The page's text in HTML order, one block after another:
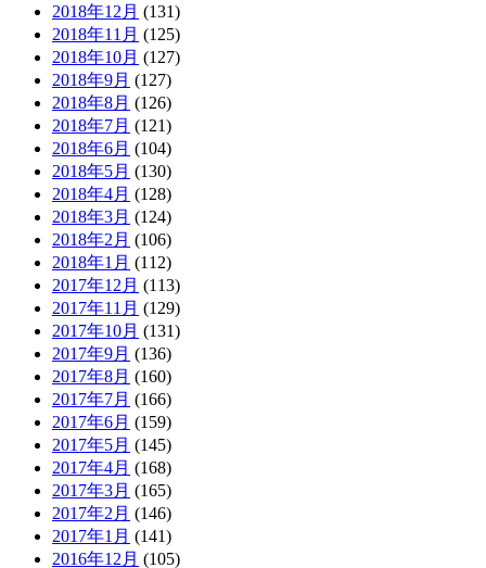
2018年12月 (131)
2018年11月 (125)
2018年10月 (127)
2018年9月 (127)
2018年8月 (126)
2018年7月 (121)
2018年6月 (104)
2018年5月 (130)
2018年4月 (128)
2018年3月 (124)
2018年2月 (106)
2018年1月 (112)
2017年12月 (113)
2017年11月 (129)
2017年10月 (131)
2017年9月 (136)
2017年8月 (160)
2017年7月 (166)
2017年6月 (159)
2017年5月 (145)
2017年4月 (168)
2017年3月 (165)
2017年2月 (146)
2017年1月 (141)
2016年12月 (105)